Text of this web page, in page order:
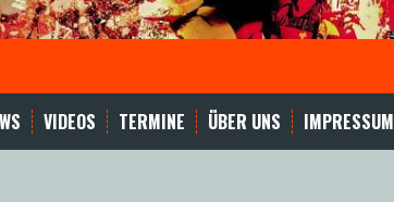
VIDEOS TERMINE ÜBER UNS IMPRESSUM